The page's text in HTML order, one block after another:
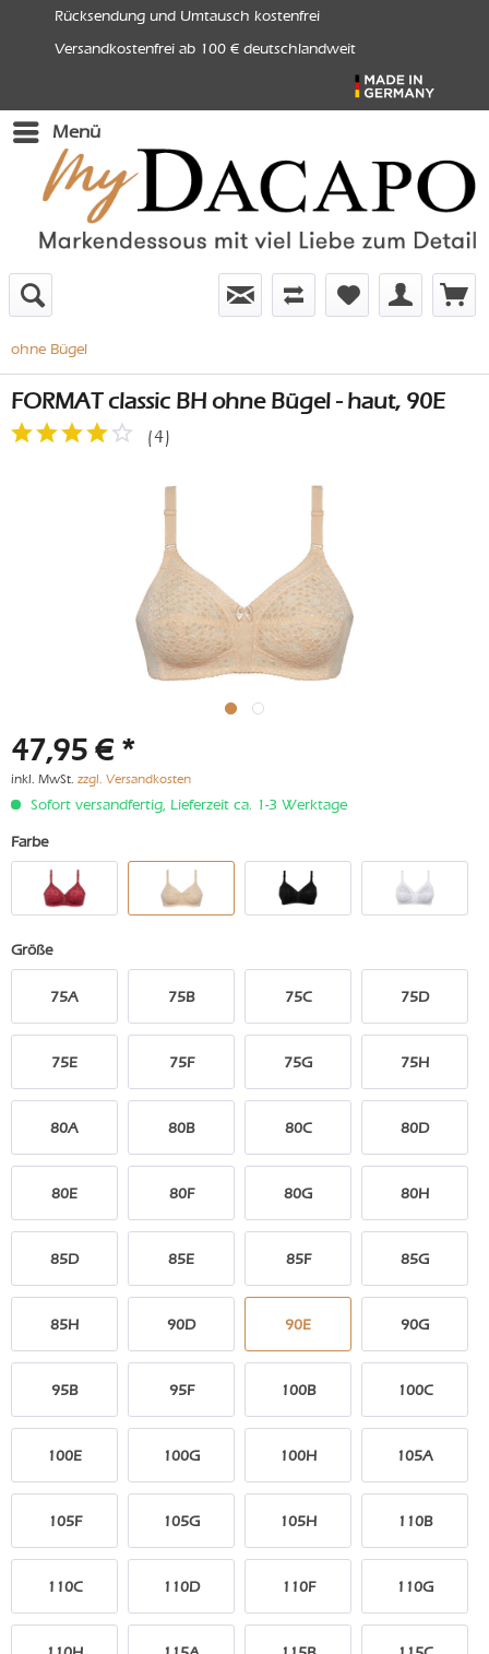
Rücksendung und Umtausch kostenfrei
Versandkostenfrei ab 100 € deutschlandweit
Menü
ohne Bügel
FORMAT classic BH ohne Bügel - haut, 90E
(4)
47,95 € *
inkl. MwSt. zzgl. Versandkosten
Sofort versandfertig, Lieferzeit ca. 1-3 Werktage
Farbe
Größe
75A 75B 75C 75D
75E 75F 75G 75H
80A 80B 80C 80D
80E 80F 80G 80H
85D 85E 85F 85G
85H 90D 90E 90G
95B 95F 100B 100C
100E 100G 100H 105A
105F 105G 105H 110B
110C 110D 110F 110G